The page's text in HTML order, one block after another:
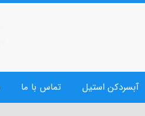
آبسردکن استیل تماس با ما